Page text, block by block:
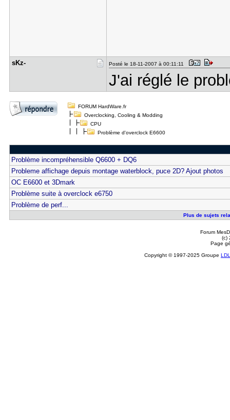
sKz- Posté le 18-11-2007 à 00:11:11
J'ai réglé le
FORUM HardWare.fr
Overclocking, Cooling & Modding
CPU
Problème d'overclock E6600
Problème incompréhensible Q6600 + DQ6
Probleme affichage depuis montage waterblock, puce 2D? Ajout photos
OC E6600 et 3Dmark
Problème suite à overclock e6750
Problème de perf...
Plus de sujets
Forum
(c)
Page
Copyright © 1997-2025 Groupe